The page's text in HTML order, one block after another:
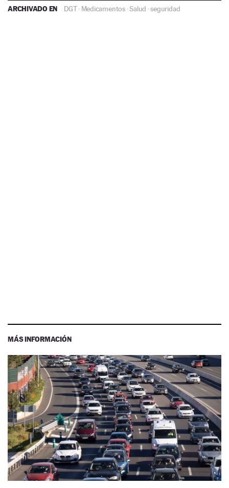
ARCHIVADO EN DGT· Medicamentos·Salud ·seguridad
MÁS INFORMACIÓN